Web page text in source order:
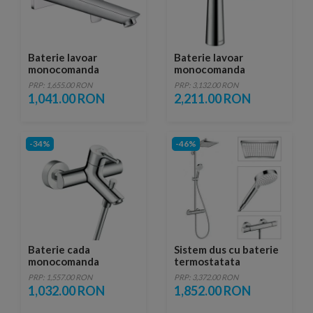
Baterie lavoar
monocomanda
Hansgrohe Talis E cu
montaj incastrat si
pipa 225 mm
PRP: 1,655.00 RON
1,041.00 RON
Baterie lavoar
monocomanda
Hansgrohe Talis S 140
cu ventil pop-up
PRP: 3,132.00 RON
2,211.00 RON
-34%
Baterie cada
monocomanda
Hansgrohe Talis S
proiectie 18 cm
PRP: 1,557.00 RON
1,032.00 RON
-46%
Sistem dus cu baterie
termostatata
Hansghohe Crometta
E240
PRP: 3,372.00 RON
1,852.00 RON